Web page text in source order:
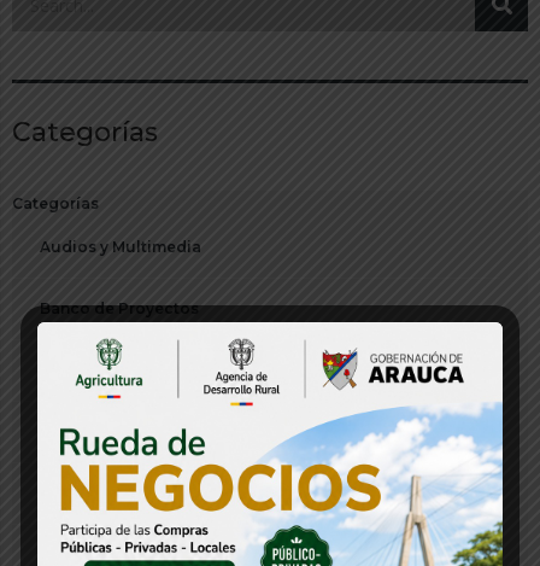
Categorías
Categorías
Audios y Multimedia
Banco de Proyectos
Boletín
Citación
Comunicado de Prensa
Concurso